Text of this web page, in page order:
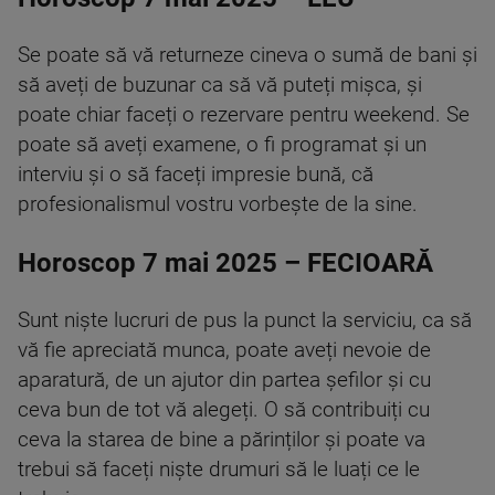
Se poate să vă returneze cineva o sumă de bani și
să aveți de buzunar ca să vă puteți mișca, și
poate chiar faceți o rezervare pentru weekend. Se
poate să aveți examene, o fi programat și un
interviu și o să faceți impresie bună, că
profesionalismul vostru vorbește de la sine.
Horoscop 7 mai 2025 – FECIOARĂ
Sunt niște lucruri de pus la punct la serviciu, ca să
vă fie apreciată munca, poate aveți nevoie de
aparatură, de un ajutor din partea șefilor și cu
ceva bun de tot vă alegeți. O să contribuiți cu
ceva la starea de bine a părinților și poate va
trebui să faceți niște drumuri să le luați ce le